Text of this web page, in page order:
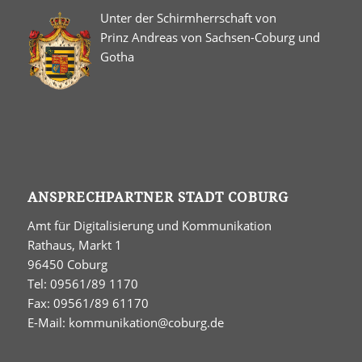
Unter der Schirmherrschaft von
Prinz Andreas von Sachsen-Coburg und
Gotha
ANSPRECHPARTNER STADT COBURG
Amt für Digitalisierung und Kommunikation
Rathaus, Markt 1
96450 Coburg
Tel: 09561/89 1170
Fax: 09561/89 61170
E-Mail: kommunikation@coburg.de